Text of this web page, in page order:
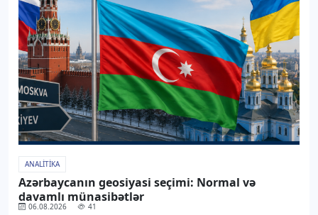
ANALITIKA
Azərbaycanın geosiyasi seçimi: Normal və
davamlı münasibətlər
06.08.2026 41